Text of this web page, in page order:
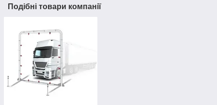
Подібні товари компанії